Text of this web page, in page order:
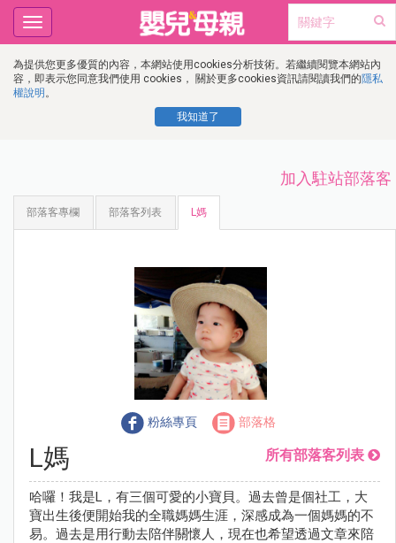
為提供您更多優質的內容，本網站使用cookies分析技術。若繼續閱覽本網站內
容，即表示您同意我們使用 cookies， 關於更多cookies資訊請閱讀我們的隱私
權說明 。
我知道了
Toggle
navigation
加入駐站部落客
部落客專欄 部落客列表 L媽
粉絲專頁 部落格
L媽 所有部落客列表
哈囉！我是L，有三個可愛的小寶貝。過去曾是個社工，大
寶出生後便開始我的全職媽媽生涯，深感成為一個媽媽的不
易。過去是用行動去陪伴關懷人，現在也希望透過文章來陪